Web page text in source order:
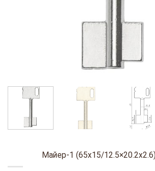
Майер-1 (65х15/